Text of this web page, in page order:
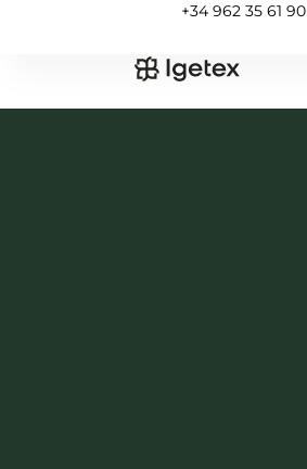
+34 962 35 61 90